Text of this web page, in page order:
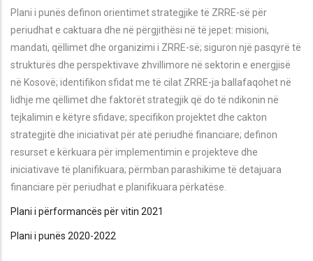
Plani i punës definon orientimet strategjike të ZRRE-së për
periudhat e caktuara dhe në përgjithësi në të jepet: misioni,
mandati, qëllimet dhe organizimi i ZRRE-së; siguron një pasqyrë të
strukturës dhe perspektivave zhvillimore në sektorin e energjisë
në Kosovë; identifikon sfidat me të cilat ZRRE-ja ballafaqohet në
lidhje me qëllimet dhe faktorët strategjik që do të ndikonin në
tejkalimin e këtyre sfidave; specifikon projektet dhe cakton
strategjitë dhe iniciativat për atë periudhë financiare; definon
resurset e kërkuara për implementimin e projekteve dhe
iniciativave të planifikuara; përmban parashikime të detajuara
financiare për periudhat e planifikuara përkatëse.
Plani i përformancës për vitin 2021
Plani i punës 2020-2022